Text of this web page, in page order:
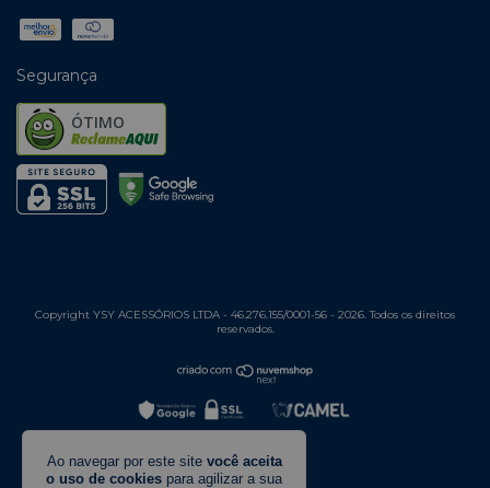
Ao navegar por este site você aceita
o uso de cookies para agilizar a sua
Segurança
ÓTIMO
Copyright YSY ACESSÓRIOS LTDA - 46.276.155/0001-56 - 2026. Todos os direitos
reservados.